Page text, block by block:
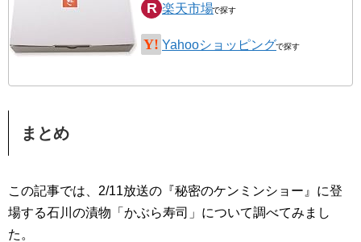
楽天市場
Yahooショッピング
まとめ
この記事では、2/11放送の『秘密のケンミンショー』に登
場する石川の漬物「かぶら寿司」について調べてみまし
た。